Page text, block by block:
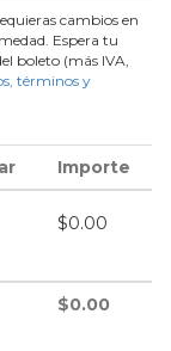
cambios en
Espera tu
boleto (más IVA,
términos y
Importe
$0.00
$0.00